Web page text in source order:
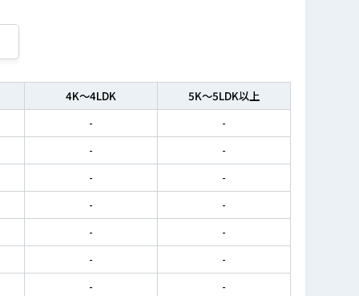
4K～4LDK
5K～5LDK以上
-
-
-
-
-
-
-
-
-
-
-
-
-
-